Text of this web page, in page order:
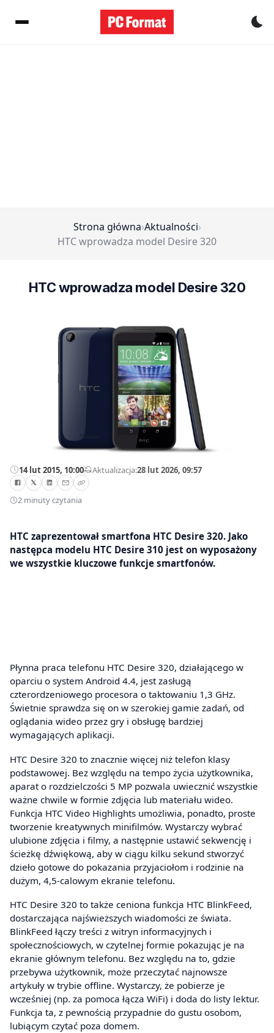
Strona główna›Aktualności›
HTC wprowadza model Desire 320
HTC wprowadza model Desire 320
14 lut 2015, 10:00—Aktualizacja:28 lut 2026, 09:57
2 minuty czytania
HTC zaprezentował smartfona HTC Desire 320. Jako
następca modelu HTC Desire 310 jest on wyposażony
we wszystkie kluczowe funkcje smartfonów.
Płynna praca telefonu HTC Desire 320, działającego w
oparciu o system Android 4.4, jest zasługą
czterordzeniowego procesora o taktowaniu 1,3 GHz.
Świetnie sprawdza się on w szerokiej gamie zadań, od
oglądania wideo przez gry i obsługę bardziej
wymagających aplikacji.
HTC Desire 320 to znacznie więcej niż telefon klasy
podstawowej. Bez względu na tempo życia użytkownika,
aparat o rozdzielczości 5 MP pozwala uwiecznić wszystkie
ważne chwile w formie zdjęcia lub materiału wideo.
Funkcja HTC Video Highlights umożliwia, ponadto, proste
tworzenie kreatywnych minifilmów. Wystarczy wybrać
ulubione zdjęcia i filmy, a następnie ustawić sekwencję i
ścieżkę dźwiękową, aby w ciągu kilku sekund stworzyć
dzieło gotowe do pokazania przyjaciołom i rodzinie na
dużym, 4,5-calowym ekranie telefonu.
HTC Desire 320 to także ceniona funkcja HTC BlinkFeed,
dostarczająca najświeższych wiadomości ze świata.
BlinkFeed łączy treści z witryn informacyjnych i
społecznościowych, w czytelnej formie pokazując je na
ekranie głównym telefonu. Bez względu na to, gdzie
przebywa użytkownik, może przeczytać najnowsze
artykuły w trybie offline. Wystarczy, że pobierze je
wcześniej (np. za pomoca łącza WiFi) i doda do listy lektur.
Funkcja ta, z pewnością przypadnie do gustu osobom,
lubiącym czytać poza domem.